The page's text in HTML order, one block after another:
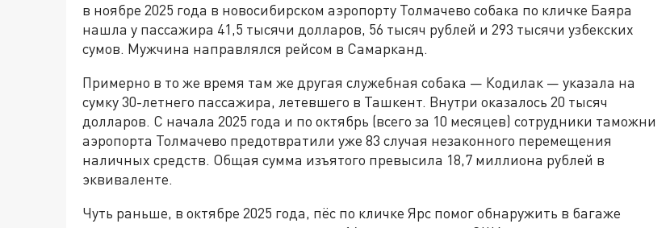
в ноябре 2025 года в новосибирском аэропорту Толмачево собака по кличке Баяра
нашла у пассажира 41,5 тысячи долларов, 56 тысяч рублей и 293 тысячи узбекских
сумов. Мужчина направлялся рейсом в Самарканд.
Примерно в то же время там же другая служебная собака — Кодилак — указала на
сумку 30-летнего пассажира, летевшего в Ташкент. Внутри оказалось 20 тысяч
долларов. С начала 2025 года и по октябрь (всего за 10 месяцев) сотрудники таможни
аэропорта Толмачево предотвратили уже 83 случая незаконного перемещения
наличных средств. Общая сумма изъятого превысила 18,7 миллиона рублей в
эквиваленте.
Чуть раньше, в октябре 2025 года, пёс по кличке Ярс помог обнаружить в багаже